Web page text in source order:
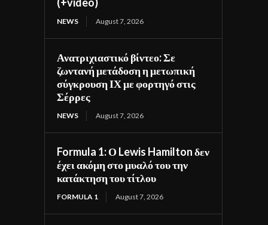
NEWS August 7, 2026
Ανατριχιαστικό βίντεο: Σε
ζωντανή μετάδοση η μετωπική
σύγκρουση ΙΧ με φορτηγό στις
Σέρρες
NEWS August 7, 2026
Formula 1: Ο Lewis Hamilton δεν
έχει ακόμη στο μυαλό του την
κατάκτηση του τίτλου
FORMULA 1 August 7, 2026